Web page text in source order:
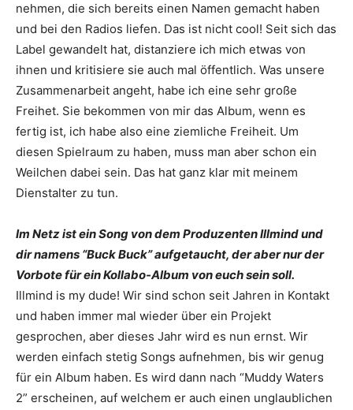
nehmen, die sich bereits einen Namen gemacht haben
und bei den Radios liefen. Das ist nicht cool! Seit sich das
Label gewandelt hat, ­distanziere ich mich etwas von
ihnen und kritisiere sie auch mal öffentlich. Was unsere
Zusammenarbeit angeht, habe ich eine sehr große
Freihet. Sie bekommen von mir das Album, wenn es
fertig ist, ich habe also eine ziemliche Freiheit. Um
diesen Spielraum zu haben, muss man aber schon ein
Weilchen dabei sein. Das hat ganz klar mit meinem
Dienstalter zu tun.
Im Netz ist ein Song von dem ­Produzenten Illmind und
dir ­namens “Buck Buck” aufgetaucht, der aber nur der
Vorbote für ein Kollabo-Album von euch sein soll.
Illmind is my dude! Wir sind schon seit Jahren in Kontakt
und haben immer mal wieder über ein Projekt
gesprochen, aber dieses Jahr wird es nun ernst. Wir
werden einfach stetig Songs aufnehmen, bis wir ­genug
für ein Album haben. Es wird dann nach “Muddy Waters
2” ­erscheinen, auf welchem er auch ­einen ­unglaublichen